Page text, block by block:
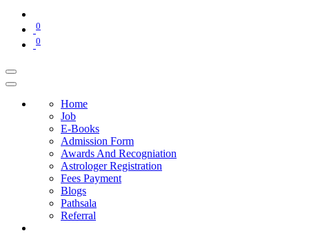
0
0
Home
Job
E-Books
Admission Form
Awards And Recogniation
Astrologer Registration
Fees Payment
Blogs
Pathsala
Referral